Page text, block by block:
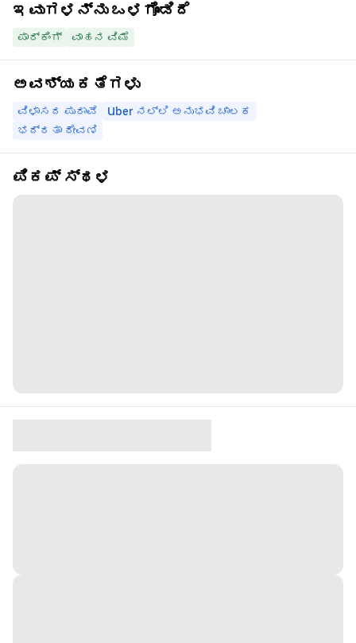
ಇವುಗಳನ್ನು ಒಳಗೊಂಡಿದೆ
ಪಾರ್ಕಿಂಗ್ ವಾಹನ ವಿಮೆ
ಅವಶ್ಯಕತೆಗಳು
ವಿಳಾಸದ ಪುರಾವೆ
Uber ನಲ್ಲಿ ಅನುಭವಿ ಚಾಲಕ
ಭದ್ರತಾ ಠೇವಣಿ
ಪಿಕಪ್ ಸ್ಥಳ